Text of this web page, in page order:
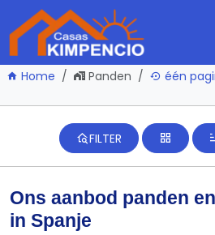
Home Panden één
FILTER
Ons aanbod panden
in Spanje